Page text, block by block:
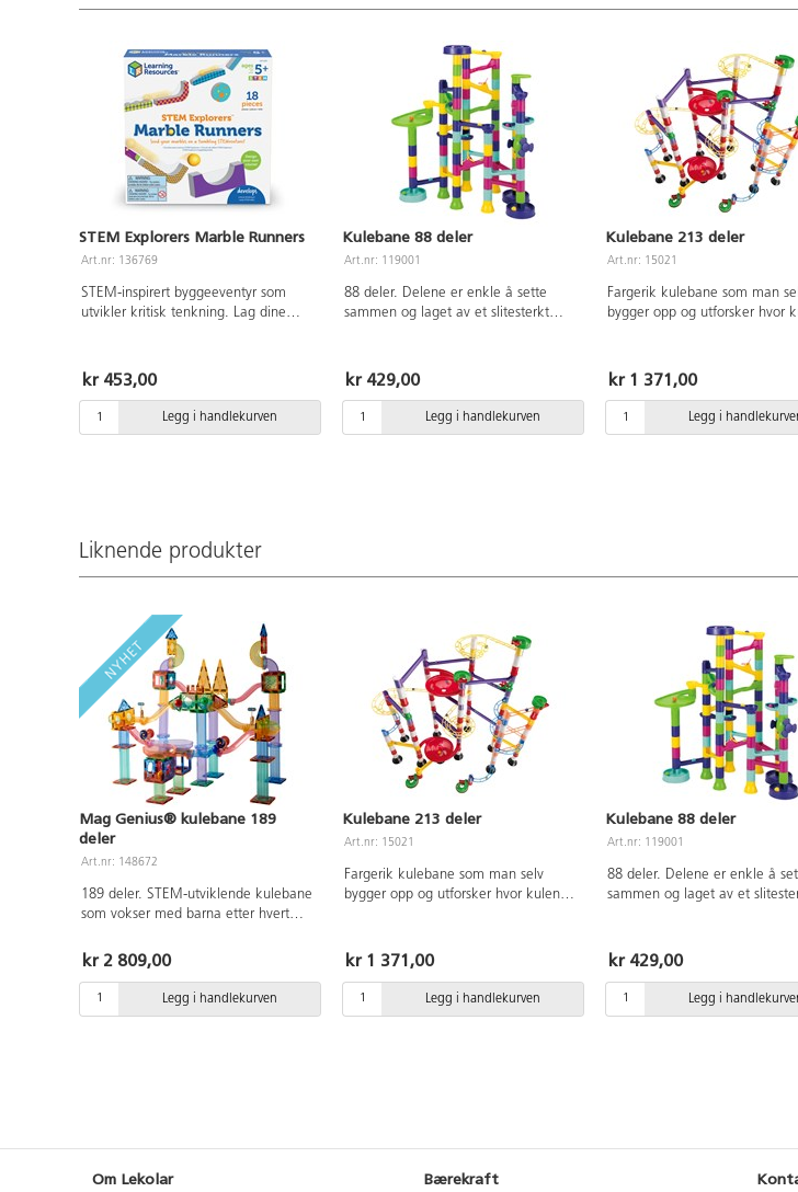
STEM Explorers Marble Runners
Art.nr: 136769
STEM-inspirert byggeeventyr som
utvikler kritisk tenkning. Lag dine
deler som fester seg til glatte
overflater og kan brukes om og om
igjen. Fra 5 år.
kr 453,00
Legg i handlekurven
Kulebane 88 deler
Art.nr: 119001
88 deler. Delene er enkle å sette
sammen og laget av et slitesterkt
Settet inneholder 10 baller. Fra 3 år.
kr 429,00
Legg i handlekurven
Kulebane 213 deler
Art.nr: 15021
Fargerik kulebane som man
bygger opp og utforsker hvor
eget ønske. Inneholder søyler,
rette skinner, snurrende hjul
ABS, POM og PE. Fra 5 år.
kr 1 371,00
Legg i
Liknende produkter
Mag Genius® kulebane 189
deler
Art.nr: 148672
189 deler. STEM-utviklende kulebane
som vokser med barna etter hvert
yngste er det best å bygge banen
sammen med pedagogen, og fokuset
er på lek. Etter hvert som barna blir
eldre, utvikles byggeferdighetene
bygge en bane og deretter måle
hastigheten på ballen når den kjører
kr 2 809,00
Legg i handlekurven
Kulebane 213 deler
Art.nr: 15021
Fargerik kulebane som man selv
bygger opp og utforsker hvor kulen
eget ønske. Inneholder søyler, svinger,
rette skinner, snurrende hjul mm. Av
ABS, POM og PE. Fra 5 år.
kr 1 371,00
Legg i handlekurven
Kulebane 88 deler
Art.nr: 119001
88 deler. Delene er enkle å
sammen og laget av et
Settet inneholder 10 baller. Fra
kr 429,00
Legg i
Om Lekolar Bærekraft